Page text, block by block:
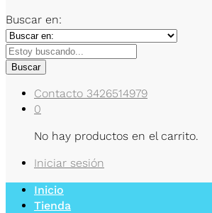
Buscar en:
Buscar
Contacto 3426514979
0
No hay productos en el carrito.
Iniciar sesión
Inicio
Tienda